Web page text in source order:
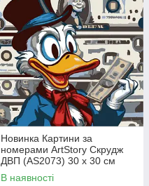
Новинка Картини за
номерами ArtStory Скрудж
ДВП (AS2073) 30 х 30 см
В наявності